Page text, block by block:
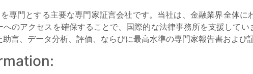
専門とする主要な専門家証言会社です。当社は、金融業界全体
のアクセスを確保することで、国際的な法律事務所を支援して
言、データ分析、評価、ならびに最高水準の専門家報告書および